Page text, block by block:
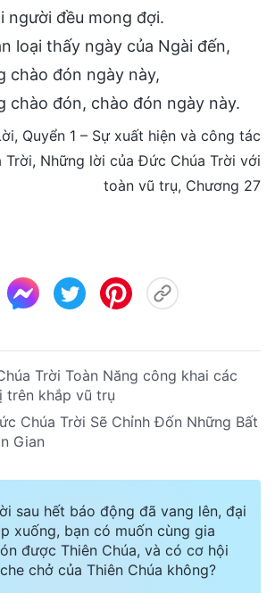
người đều mong đợi.
loại thấy ngày của Ngài đến,
chào đón ngày này,
chào đón, chào đón ngày này.
Quyển 1 – Sự xuất hiện và công tác
Trời, Những lời của Đức Chúa Trời với
toàn vũ trụ, Chương 27
Trời Toàn Năng công khai các
trên khắp vũ trụ
Chúa Trời Sẽ Chỉnh Đốn Những Bất
Gian
sau hết báo động đã vang lên, đại
xuống, bạn có muốn cùng gia
được Thiên Chúa, và có cơ hội
chở của Thiên Chúa không?